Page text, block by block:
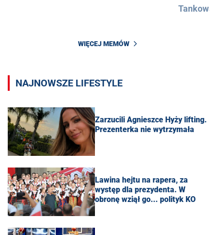
WIĘCEJ MEMÓW
NAJNOWSZE LIFESTYLE
Zarzucili Agnieszce Hyży lifting.
Prezenterka nie wytrzymała
Lawina hejtu na rapera, za
występ dla prezydenta. W
obronę wziął go... polityk KO